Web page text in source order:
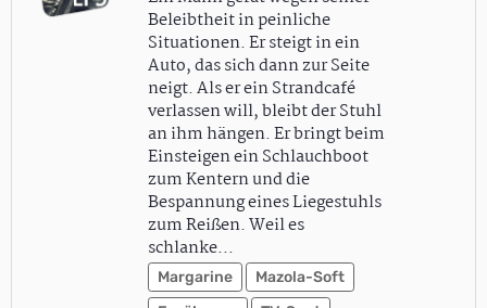
Beleibtheit in peinliche
Situationen. Er steigt in ein
Auto, das sich dann zur Seite
neigt. Als er ein Strandcafé
verlassen will, bleibt der Stuhl
an ihm hängen. Er bringt beim
Einsteigen ein Schlauchboot
zum Kentern und die
Bespannung eines Liegestuhls
zum Reißen. Weil es
schlanke…
Margarine
Mazola-Soft